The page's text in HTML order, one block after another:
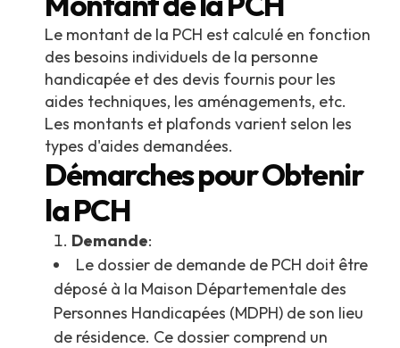
Le montant de la PCH est calculé en fonction
des besoins individuels de la personne
handicapée et des devis fournis pour les
aides techniques, les aménagements, etc.
Les montants et plafonds varient selon les
types d'aides demandées.
Démarches pour Obtenir
la PCH
Demande:
Le dossier de demande de PCH doit être
déposé à la Maison Départementale des
Personnes Handicapées (MDPH) de son lieu
de résidence. Ce dossier comprend un